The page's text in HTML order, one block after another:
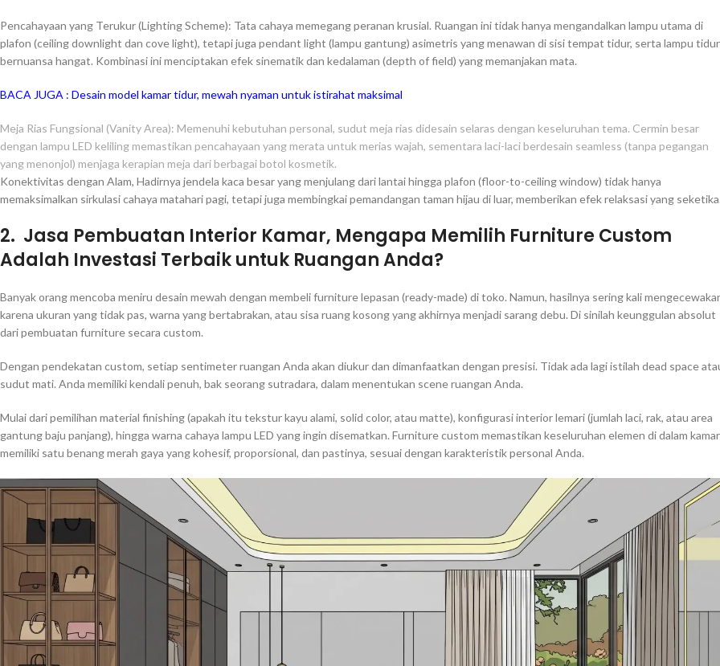
Pencahayaan yang Terukur (Lighting Scheme): Tata cahaya memegang peranan krusial. Ruangan ini tidak hanya mengandalkan lampu utama di
plafon (ceiling downlight dan cove light), tetapi juga pendant light (lampu gantung) asimetris yang menawan di sisi tempat tidur, serta lampu tidur
bernuansa hangat. Kombinasi ini menciptakan efek sinematik dan kedalaman (depth of field) yang memanjakan mata.
BACA JUGA : Desain model kamar tidur, mewah nyaman untuk istirahat maksimal
Meja Rias Fungsional (Vanity Area): Memenuhi kebutuhan personal, sudut meja rias didesain selaras dengan keseluruhan tema. Cermin besar
dengan lampu LED keliling memastikan pencahayaan yang merata untuk merias wajah, sementara laci-laci berdesain seamless (tanpa pegangan
yang menonjol) menjaga kerapian meja dari berbagai botol kosmetik.
Konektivitas dengan Alam, Hadirnya jendela kaca besar yang menjulang dari lantai hingga plafon (floor-to-ceiling window) tidak hanya
memaksimalkan sirkulasi cahaya matahari pagi, tetapi juga membingkai pemandangan taman hijau di luar, memberikan efek relaksasi yang
2. Jasa Pembuatan Interior Kamar, Mengapa Memilih Furniture Custom
Adalah Investasi Terbaik untuk Ruangan Anda?
Banyak orang mencoba meniru desain mewah dengan membeli furniture lepasan (ready-made) di toko. Namun, hasilnya sering kali
karena ukuran yang tidak pas, warna yang bertabrakan, atau sisa ruang kosong yang akhirnya menjadi sarang debu. Di sinilah keunggulan absolut
dari pembuatan furniture secara custom.
Dengan pendekatan custom, setiap sentimeter ruangan Anda akan diukur dan dimanfaatkan dengan presisi. Tidak ada lagi istilah dead space
sudut mati. Anda memiliki kendali penuh, bak seorang sutradara, dalam menentukan scene ruangan Anda.
Mulai dari pemilihan material finishing (apakah itu tekstur kayu alami, solid color, atau matte), konfigurasi interior lemari (jumlah laci, rak, atau area
gantung baju panjang), hingga warna cahaya lampu LED yang ingin disematkan. Furniture custom memastikan keseluruhan elemen di dalam kamar
memiliki satu benang merah gaya yang kohesif, proporsional, dan pastinya, sesuai dengan karakteristik personal Anda.